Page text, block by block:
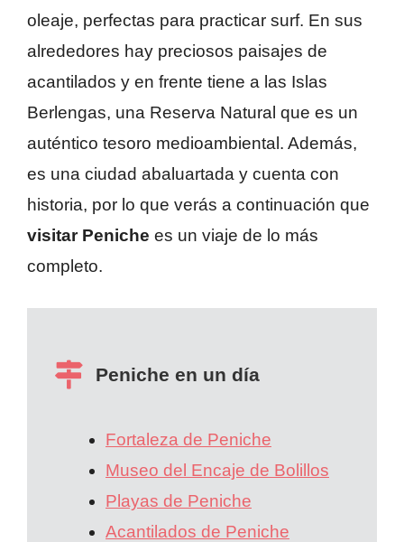
oleaje, perfectas para practicar surf. En sus
alrededores hay preciosos paisajes de
acantilados y en frente tiene a las Islas
Berlengas, una Reserva Natural que es un
auténtico tesoro medioambiental. Además,
es una ciudad abaluartada y cuenta con
historia, por lo que verás a continuación que
visitar Peniche es un viaje de lo más
completo.
Peniche en un día
Fortaleza de Peniche
Museo del Encaje de Bolillos
Playas de Peniche
Acantilados de Peniche